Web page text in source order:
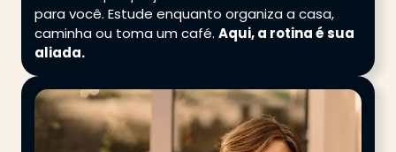
para você. Estude enquanto organiza a casa,
caminha ou toma um café. Aqui, a rotina é sua
aliada.